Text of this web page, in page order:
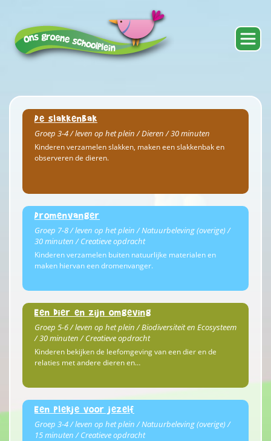
De slakkenbak
Groep 3-4 / leven op het plein / Dieren / 30 minuten
Kinderen verzamelen slakken, maken een slakkenbak en
observeren de dieren.
Dromenvanger
Groep 7-8 / leven op het plein / Natuurbeleving (overige) /
30 minuten / Creatieve opdracht
Kinderen verzamelen buiten natuurlijke materialen en
maken hiervan een dromenvanger.
Een dier en zijn omgeving
Groep 5-6 / leven op het plein / Biodiversiteit en Ecosysteem
/ 30 minuten / Creatieve opdracht
Kinderen bekijken de leefomgeving van een dier en de
relaties met andere dieren en…
Een plekje voor jezelf
Groep 3-4 / leven op het plein / Natuurbeleving (overige) /
15 minuten / Creatieve opdracht